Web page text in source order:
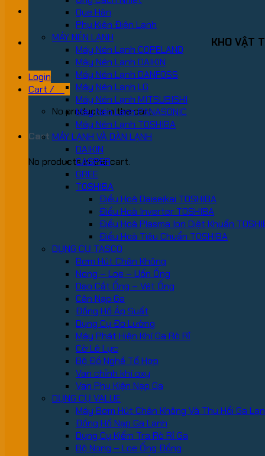
KHO VẬT
Login
Cart /
₫
No products in the cart.
Cart
No products in the cart.
Que Hàn
Phụ Kiện Điện Lạnh
MÁY NÉN LẠNH
Máy Nén Lạnh COPELAND
Máy Nén Lạnh DAIKIN
Máy Nén Lạnh DANFOSS
Máy Nén Lạnh LG
Máy Nén Lạnh MITSUBISHI
Máy Nén Lạnh PANASONIC
Máy Nén Lạnh TOSHIBA
MÁY LẠNH VÀ DÀN LẠNH
DAIKIN
CASPER
GREE
TOSHIBA
Điều Hoà Daiseikai TOSHIBA
Điều Hoà Inverter TOSHIBA
Điều Hoà Plasma Ion Diệt Khuẩn
Điều Hoà Tiêu Chuẩn TOSHIBA
DỤNG CỤ TASCO
Bơm Hút Chân Không
Nong – Loe – Uốn Ống
Dao Cắt Ống – Vét Ống
Cân Nạp Ga
Đồng Hồ Áp Suất
Dụng Cụ Đo Lường
Máy Phát Hiện Khí Ga Rò Rỉ
Cờ Lê Lực
Bộ Đồ Nghề Tổ Hợp
Van chỉnh khí oxy
Van Phụ Kiện Nạp Ga
DỤNG CỤ VALUE
Máy Bơm Hút Chân Không Và Thu Hồi Ga
Đồng Hồ Nạp Ga Lạnh
Dụng Cụ Kiểm Tra Rò Rỉ Ga
Bộ Nong – Loe Ống Đồng